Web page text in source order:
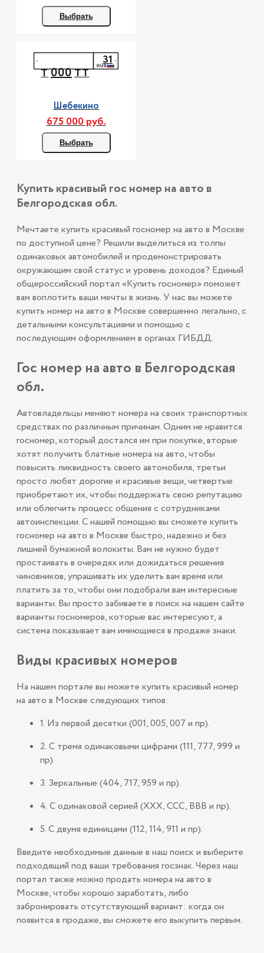
Выбрать
Т000ТТ
31
Шебекино
675 000 руб.
Выбрать
Купить красивый гос номер на авто в
Белгородская обл.
Мечтаете купить красивый госномер на авто в Москве
по доступной цене? Решили выделиться из толпы
одинаковых автомобилей и продемонстрировать
окружающим свой статус и уровень доходов? Единый
общероссийский портал «Купить госномер» поможет
вам воплотить ваши мечты в жизнь. У нас вы можете
купить номер на авто в Москве совершенно легально, с
детальными консультациями и помощью с
последующим оформлением в органах ГИБДД.
Гос номер на авто в Белгородская
обл.
Автовладельцы меняют номера на своих транспортных
средствах по различным причинам. Одним не нравится
госномер, который достался им при покупке, вторые
хотят получить блатные номера на авто, чтобы
повысить ликвидность своего автомобиля, третьи
просто любят дорогие и красивые вещи, четвертые
приобретают их, чтобы поддержать свою репутацию
или облегчить процесс общения с сотрудниками
автоинспекции. С нашей помощью вы сможете купить
госномер на авто в Москве быстро, надежно и без
лишней бумажной волокиты. Вам не нужно будет
простаивать в очередях или дожидаться решения
чиновников, упрашивать их уделить вам время или
платить за то, чтобы они подобрали вам интересные
варианты. Вы просто забиваете в поиск на нашем сайте
варианты госномеров, которые вас интересуют, а
система показывает вам имеющиеся в продаже знаки.
Виды красивых номеров
На нашем портале вы можете купить красивый номер
на авто в Москве следующих типов:
1. Из первой десятки (001, 005, 007 и пр).
2. С тремя одинаковыми цифрами (111, 777, 999 и
пр).
3. Зеркальные (404, 717, 959 и пр).
4. С одинаковой серией (ХХХ, ССС, ВВВ и пр).
5. С двумя единицами (112, 114, 911 и пр).
Введите необходимые данные в наш поиск и выберите
подходящий под ваши требования госзнак. Через наш
портал также можно продать номера на авто в
Москве, чтобы хорошо заработать, либо
забронировать отсутствующий вариант: когда он
появится в продаже, вы сможете его выкупить первым.